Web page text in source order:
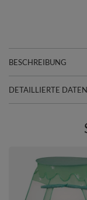
BESCHREIBUNG
DETAILLIERTE DATEN